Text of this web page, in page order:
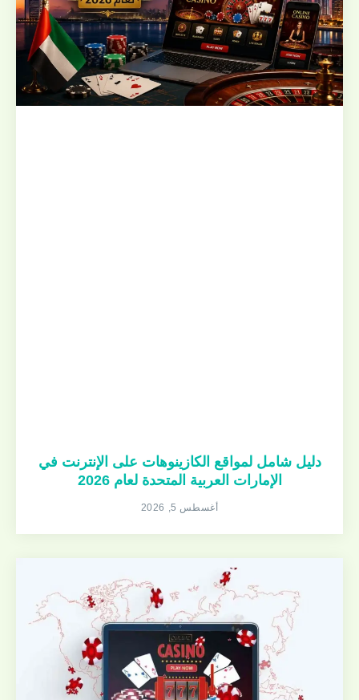
دليل شامل لمواقع الكازينوهات على الإنترنت في
الإمارات العربية المتحدة لعام 2026
أغسطس 5, 2026